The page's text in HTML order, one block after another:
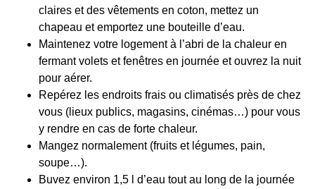
claires et des vêtements en coton, mettez un
chapeau et emportez une bouteille d’eau.
Maintenez votre logement à l’abri de la chaleur en
fermant volets et fenêtres en journée et ouvrez la nuit
pour aérer.
Repérez les endroits frais ou climatisés près de chez
vous (lieux publics, magasins, cinémas…) pour vous
y rendre en cas de forte chaleur.
Mangez normalement (fruits et légumes, pain,
soupe…).
Buvez environ 1,5 l d’eau tout au long de la journée